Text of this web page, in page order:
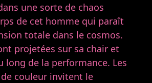
une sorte de chaos
de cet homme qui paraît
totale dans le cosmos.
projetées sur sa chair et
long de la performance. Les
couleur invitent le